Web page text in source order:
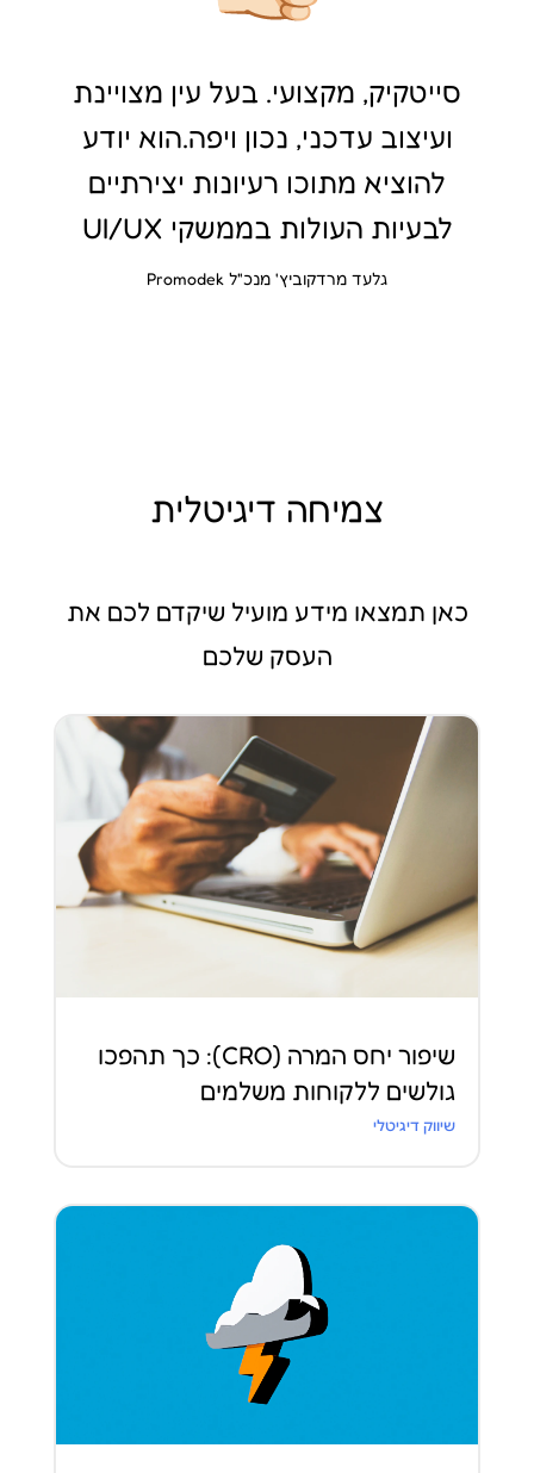
סייטקיק, מקצועי. בעל עין מצויינת
ועיצוב עדכני, נכון ויפה.הוא יודע
להוציא מתוכו רעיונות יצירתיים
לבעיות העולות בממשקי UI/UX
גלעד מרדקוביץ' מנכ"ל Promodek
צמיחה דיגיטלית
כאן תמצאו מידע מועיל שיקדם לכם את
העסק שלכם
שיפור יחס המרה (CRO): כך תהפכו
גולשים ללקוחות משלמים
שיווק דיגיטלי